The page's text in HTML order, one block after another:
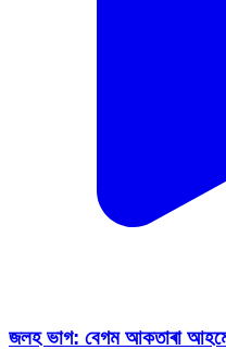
জলহ ভাগ: বেগম আকতাৰা আহমেদ